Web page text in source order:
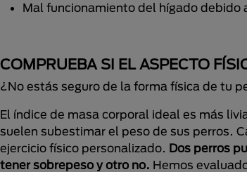
Mal funcionamiento del hígado debido
COMPRUEBA SI EL ASPECTO
¿No estás seguro de la forma física de tu
El índice de masa corporal ideal es más
suelen subestimar el peso de sus perros.
ejercicio físico personalizado. Dos perros
tener sobrepeso y otro no. Hemos